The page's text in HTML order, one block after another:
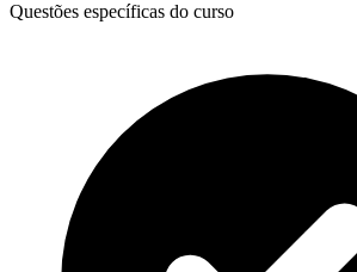
Questões específicas do curso